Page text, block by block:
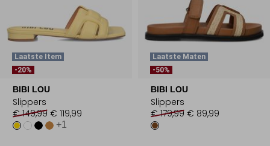
Laatste Item
-20%
BIBI LOU
Slippers
€ 149,99 € 119,99
+1
Laatste Maten
-50%
BIBI LOU
Slippers
€ 179,99 € 89,99